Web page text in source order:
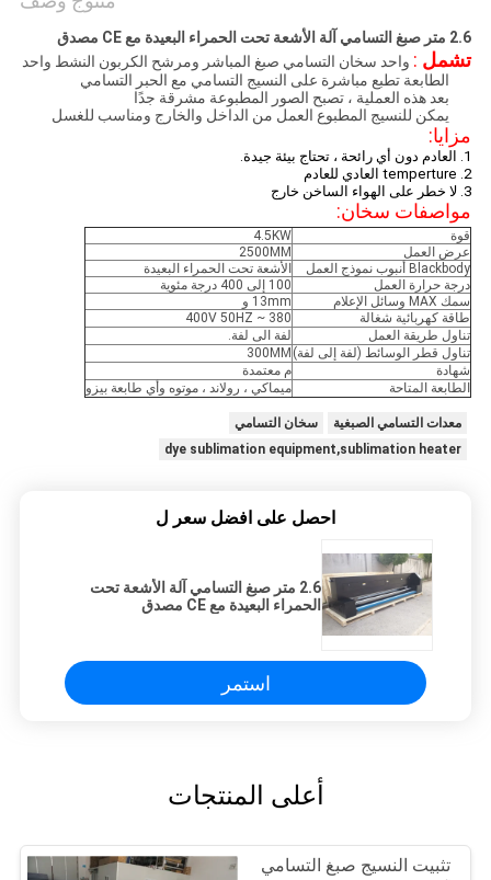
2.6 متر صبغ التسامي آلة الأشعة تحت الحمراء البعيدة مع CE مصدق
تشمل : واحد سخان التسامي صبغ المباشر ومرشح الكربون النشط واحد
الطابعة تطبع مباشرة على النسيج التسامي مع الحبر التسامي
بعد هذه العملية ، تصبح الصور المطبوعة مشرقة جدًا
يمكن للنسيج المطبوع العمل من الداخل والخارج ومناسب للغسل
مزايا:
1. العادم دون أي رائحة ، تحتاج بيئة جيدة.
2. temperture العادي للعادم
3. لا خطر على الهواء الساخن خارج
مواصفات سخان:
قوة
4.5KW
عرض العمل
2500MM
Blackbody أنبوب نموذج العمل
الأشعة تحت الحمراء البعيدة
درجة حرارة العمل
100 إلى 400 درجة مئوية
سمك MAX وسائل الإعلام
13mm و
طاقة كهربائية شغالة
380 ~ 400V 50HZ
تناول طريقة العمل
لفة الى لفة.
تناول قطر الوسائط (لفة إلى لفة) 300MM
شهادة
م معتمدة
الطابعة المتاحة
ميماكي ، رولاند ، موتوه وأي طابعة بيزو
معدات التسامي الصبغية
سخان التسامي
dye sublimation equipment,sublimation heater
احصل على افضل سعر ل
2.6 متر صبغ التسامي آلة الأشعة تحت
الحمراء البعيدة مع CE مصدق
استمر
أعلى المنتجات
تثبيت النسيج صبغ التسامي